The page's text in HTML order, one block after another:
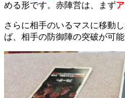
める形です。赤陣営は、まず
さらに相手のいるマスに移動
ば、相手の防御陣の突破が可能